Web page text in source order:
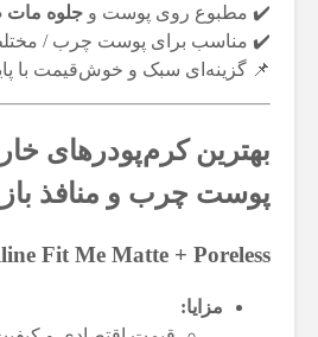
✔️ مطبوع روی پوست و جلوه مات
✔️ مناسب برای پوست چرب /
📌 گزینه‌ای سبک و خوش‌قیمت با
بهترین کرم‌پودرهای
پوست چرب و منافذ باز
Fit Me Matte + Poreless
مزایا: